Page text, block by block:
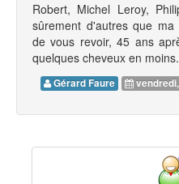
Robert, Michel Leroy,
sûrement d'autres que
de vous revoir, 45 ans
quelques cheveux en moins.
Gérard Faure